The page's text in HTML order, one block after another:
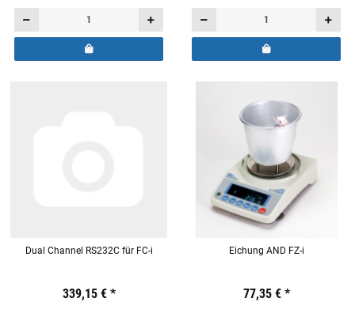
Dual Channel RS232C für FC-i
19,44 €inkl. 19% USt.
339,15 € *
Eichung AND FZ-i
19,44 €inkl. 19% USt.
77,35 € *